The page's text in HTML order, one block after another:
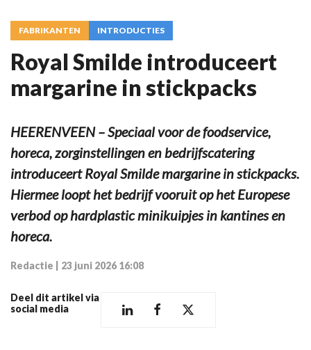
FABRIKANTEN INTRODUCTIES
Royal Smilde introduceert
margarine in stickpacks
HEERENVEEN – Speciaal voor de foodservice,
horeca, zorginstellingen en bedrijfscatering
introduceert Royal Smilde margarine in stickpacks.
Hiermee loopt het bedrijf vooruit op het Europese
verbod op hardplastic minikuipjes in kantines en
horeca.
Redactie 23 juni 2026 16:08
Deel dit artikel via
social media